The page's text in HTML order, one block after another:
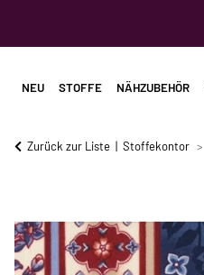
NEU STOFFE NÄHZUBEHÖR
Zurück zur Liste Stoffekontor